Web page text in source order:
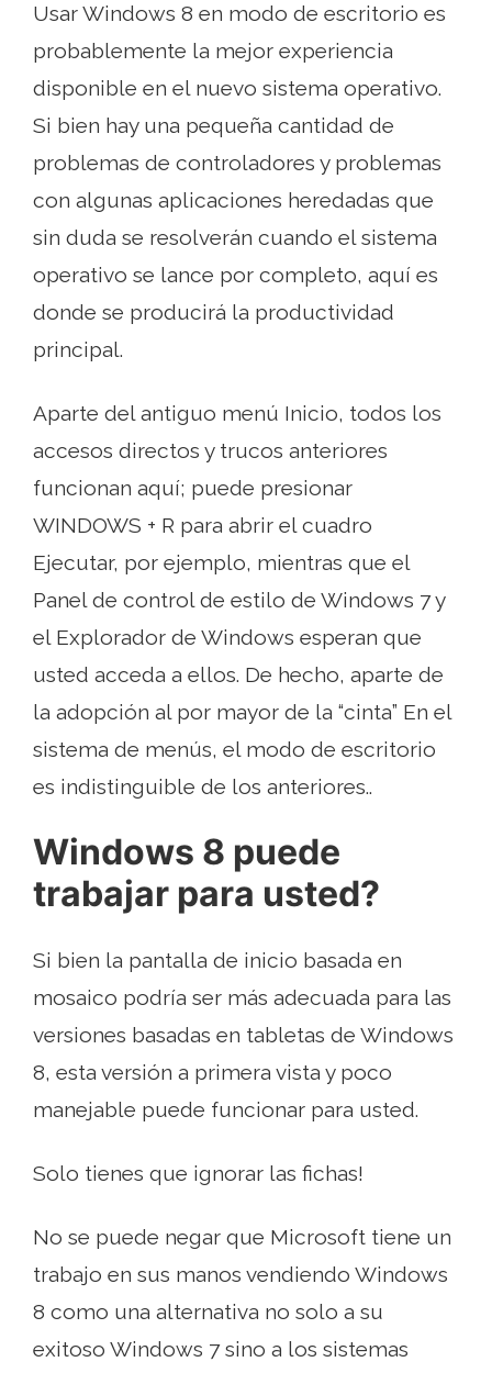
Usar Windows 8 en modo de escritorio es
probablemente la mejor experiencia
disponible en el nuevo sistema operativo.
Si bien hay una pequeña cantidad de
problemas de controladores y problemas
con algunas aplicaciones heredadas que
sin duda se resolverán cuando el sistema
operativo se lance por completo, aquí es
donde se producirá la productividad
principal.
Aparte del antiguo menú Inicio, todos los
accesos directos y trucos anteriores
funcionan aquí; puede presionar
WINDOWS + R para abrir el cuadro
Ejecutar, por ejemplo, mientras que el
Panel de control de estilo de Windows 7 y
el Explorador de Windows esperan que
usted acceda a ellos. De hecho, aparte de
la adopción al por mayor de la “cinta” En el
sistema de menús, el modo de escritorio
es indistinguible de los anteriores..
Windows 8 puede
trabajar para usted?
Si bien la pantalla de inicio basada en
mosaico podría ser más adecuada para las
versiones basadas en tabletas de Windows
8, esta versión a primera vista y poco
manejable puede funcionar para usted.
Solo tienes que ignorar las fichas!
No se puede negar que Microsoft tiene un
trabajo en sus manos vendiendo Windows
8 como una alternativa no solo a su
exitoso Windows 7 sino a los sistemas